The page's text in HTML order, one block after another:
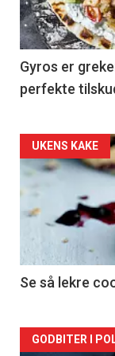
Gyros er
perfekte
Forsiden
akkurat
nå
2
UKENS KAKE
Se så lekre
Forsiden
GODBITER I